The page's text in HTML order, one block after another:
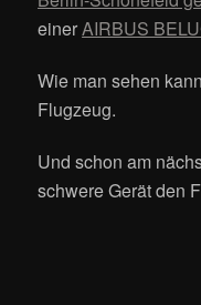
einerAIRBUS
Wie man sehen
Flugzeug.
Und schon am
schwere Gerät den